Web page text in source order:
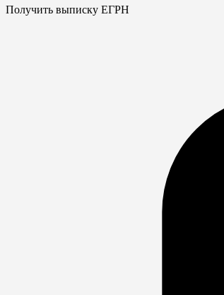
Получить выписку ЕГРН